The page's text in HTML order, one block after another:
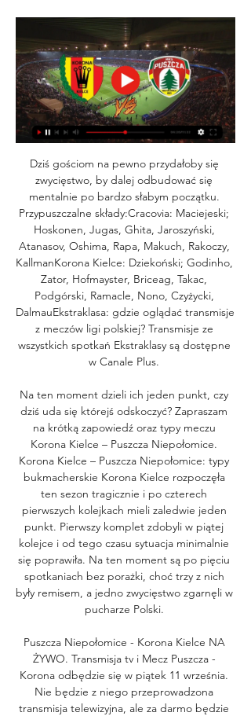
Dziś gościom na pewno przydałoby się
zwycięstwo, by dalej odbudować się
mentalnie po bardzo słabym początku.
Przypuszczalne składy:Cracovia: Maciejeski;
Hoskonen, Jugas, Ghita, Jaroszyński,
Atanasov, Oshima, Rapa, Makuch, Rakoczy,
KallmanKorona Kielce: Dziekoński; Godinho,
Zator, Hofmayster, Briceag, Takac,
Podgórski, Ramacle, Nono, Czyżycki,
DalmauEkstraklasa: gdzie oglądać transmisje
z meczów ligi polskiej? Transmisje ze
wszystkich spotkań Ekstraklasy są dostępne
w Canale Plus.
Na ten moment dzieli ich jeden punkt, czy
dziś uda się którejś odskoczyć? Zapraszam
na krótką zapowiedź oraz typy meczu
Korona Kielce – Puszcza Niepołomice.
Korona Kielce – Puszcza Niepołomice: typy
bukmacherskie Korona Kielce rozpoczęła
ten sezon tragicznie i po czterech
pierwszych kolejkach mieli zaledwie jeden
punkt. Pierwszy komplet zdobyli w piątej
kolejce i od tego czasu sytuacja minimalnie
się poprawiła. Na ten moment są po pięciu
spotkaniach bez porażki, choć trzy z nich
były remisem, a jedno zwycięstwo zgarnęli w
pucharze Polski.
Puszcza Niepołomice - Korona Kielce NA
ŻYWO. Transmisja tv i Mecz Puszcza -
Korona odbędzie się w piątek 11 września.
Nie będzie z niego przeprowadzona
transmisja telewizyjna, ale za darmo będzie